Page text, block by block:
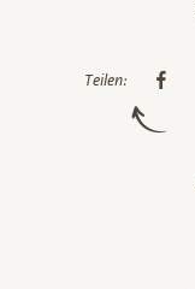
Teilen: